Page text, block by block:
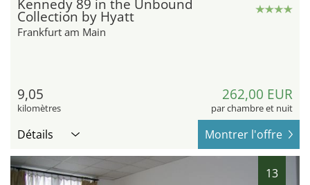
Kennedy 89 in the Unbound
Collection by Hyatt
Frankfurt am Main
9,05
kilomètres
262,00 EUR
par chambre et nuit
Détails Montrer l'offre
13